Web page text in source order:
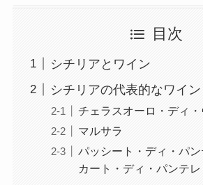
目次
シチリアとワイン
シチリアの代表的なワイン
チェラスオーロ・ディ
マルサラ
パッシート・ディ・パ
カート・ディ・パンテレ